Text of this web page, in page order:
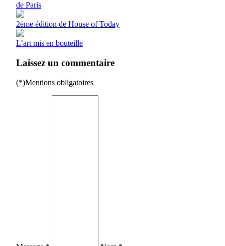
de Paris
2ème édition de House of Today
L’art mis en bouteille
Laissez un commentaire
(*)Mentions obligatoires